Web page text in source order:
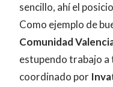
sencillo, ahí el
Como ejemplo de
Comunidad
estupendo trabajo a
coordinado por